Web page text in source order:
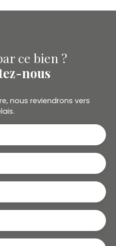
ce bien ?
nous
nous reviendrons vers